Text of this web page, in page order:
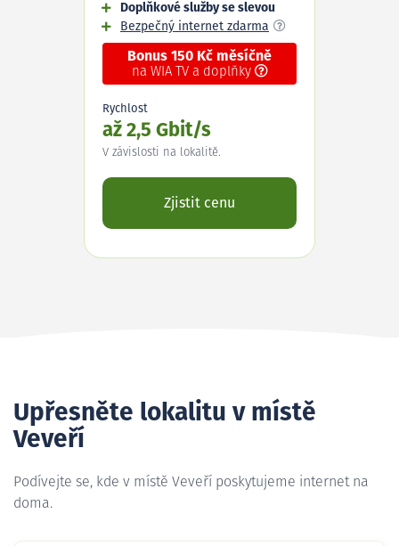
Doplňkové služby se slevou
Bezpečný internet zdarma
Bonus 150 Kč měsíčně
na WIA TV a doplňky
Rychlost
až 2,5 Gbit/s
V závislosti na lokalitě.
Zjistit cenu
Upřesněte lokalitu v místě
Veveří
Podívejte se, kde v místě Veveří poskytujeme internet na
doma.